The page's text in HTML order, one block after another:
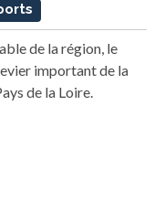
de la région, le
important de la
de la Loire.